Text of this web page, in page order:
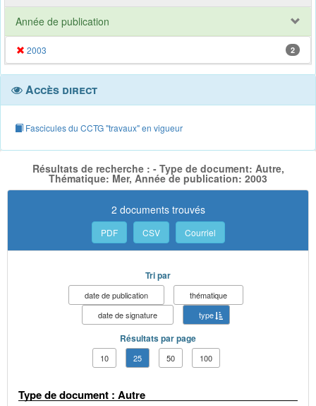
Année de publication
2003 2
Accès direct
Fascicules du CCTG "travaux" en vigueur
Résultats de recherche : - Type de document: Autre,
Thématique: Mer, Année de publication: 2003
2 documents trouvés
PDF CSV Courriel
Tri par
date de publication
thématique
date de signature
type
Résultats par page
10 25 50 100
Type de document : Autre